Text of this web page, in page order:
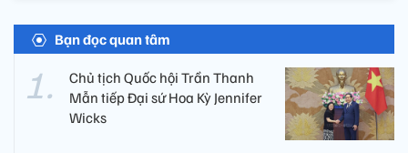
Bạn đọc quan tâm
Chủ tịch Quốc hội Trần Thanh
Mẫn tiếp Đại sứ Hoa Kỳ Jennifer
Wicks